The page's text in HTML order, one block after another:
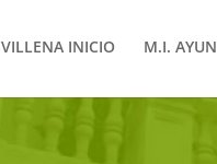
VILLENA INICIO M.I.